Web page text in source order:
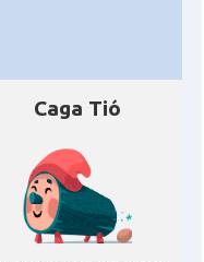
Caga Tió